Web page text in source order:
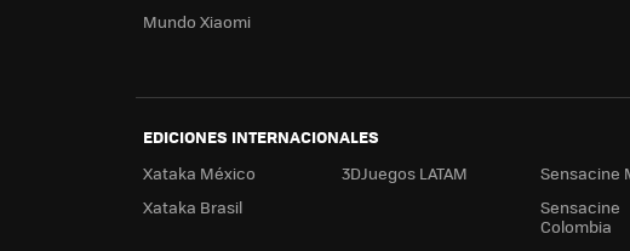
Mundo Xiaomi
EDICIONES INTERNACIONALES
Xataka México
Xataka Brasil
3DJuegos LATAM
Sensacine
Sensacine
Colombia